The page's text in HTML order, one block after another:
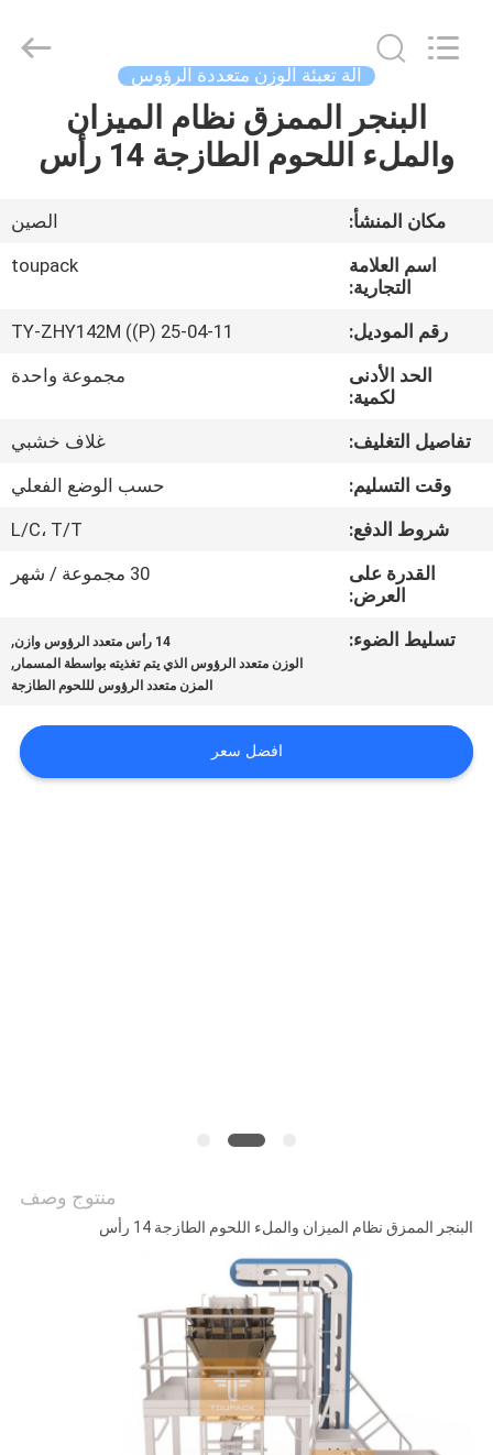
معلومات
جولة
المصنع
الجودة
أخبار
EQUIPMENT
آلة تعبئة الوزن متعددة الرؤوس
البنجر الممزق نظام الميزان
والملء اللحوم الطازجة 14 رأس
مكان المنشأ:
الصين
اسم العلامة
التجارية:
toupack
رقم الموديل:
TY-ZHY142M ((P) 25-04-11
الحد الأدنى
لكمية:
مجموعة واحدة
تفاصيل التغليف:
غلاف خشبي
وقت التسليم:
حسب الوضع الفعلي
شروط الدفع:
L/C، T/T
القدرة على
العرض:
30 مجموعة / شهر
تسليط الضوء: 14 رأس متعدد الرؤوس وازن ,
الوزن متعدد الرؤوس الذي يتم تغذيته بواسطة المسمار ,
المزن متعدد الرؤوس لللحوم الطازجة
افضل سعر
منتوج وصف
البنجر الممزق نظام الميزان والملء اللحوم الطازجة 14 رأس